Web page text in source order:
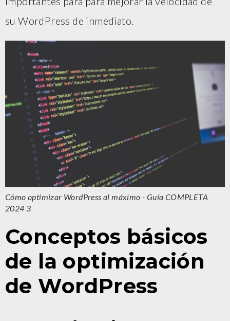
su WordPress de inmediato.
Cómo optimizar WordPress al máximo - Guía COMPLETA
2024 3
Conceptos básicos
de la optimización
de WordPress